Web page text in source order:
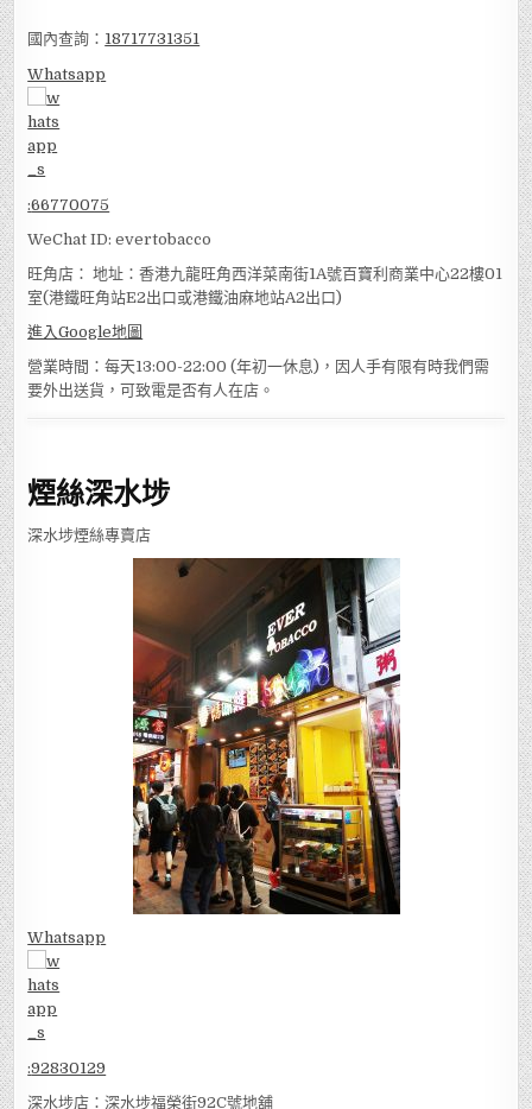
國內查詢： 18717731351
Whatsapp
:66770075
WeChat ID: evertobacco
旺角店： 地址：香港九龍旺角西洋菜南街1A號百寶利商業中心22樓01
室(港鐵旺角站E2出口或港鐵油麻地站A2出口)
進入Google地圖
營業時間：每天13:00-22:00 (年初一休息)，因人手有限有時我們需
要外出送貨，可致電是否有人在店。
煙絲深水埗
深水埗煙絲專賣店
Whatsapp
:92830129
深水埗店：深水埗福榮街92C號地舖